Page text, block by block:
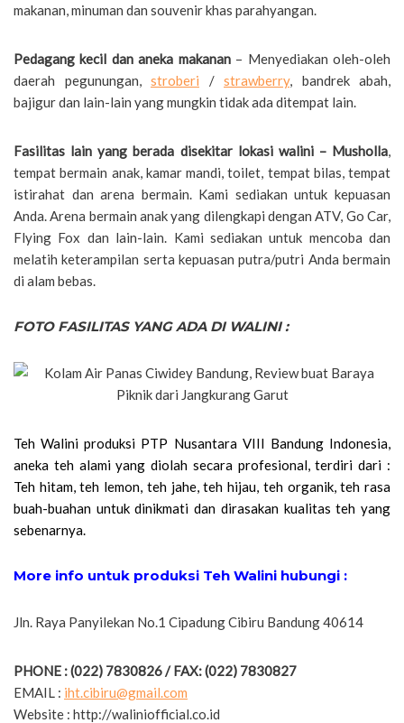
makanan, minuman dan souvenir khas parahyangan.
Pedagang kecil dan aneka makanan– Menyediakan oleh-oleh
daerah pegunungan, stroberi / strawberry, bandrek abah,
bajigur dan lain-lain yang mungkin tidak ada ditempat lain.
Fasilitas lain yang berada disekitar lokasi walini – Musholla,
tempat bermain anak, kamar mandi, toilet, tempat bilas, tempat
istirahat dan arena bermain. Kami sediakan untuk kepuasan
Anda. Arena bermain anak yang dilengkapi dengan ATV, Go Car,
Flying Fox dan lain-lain. Kami sediakan untuk mencoba dan
melatih keterampilan serta kepuasan putra/putri Anda bermain
di alam bebas.
FOTO FASILITAS YANG ADA DI WALINI :
Teh Walini produksi PTP Nusantara VIII Bandung Indonesia,
aneka teh alami yang diolah secara profesional, terdiri dari :
Teh hitam, teh lemon, teh jahe, teh hijau, teh organik, teh rasa
buah-buahan untuk dinikmati dan dirasakan kualitas teh yang
sebenarnya.
More info untuk produksi Teh Walini hubungi :
Jln. Raya Panyilekan No.1 Cipadung Cibiru Bandung 40614
PHONE : (022) 7830826 / FAX: (022) 7830827
EMAIL : iht.cibiru@gmail.com
Website : http://waliniofficial.co.id